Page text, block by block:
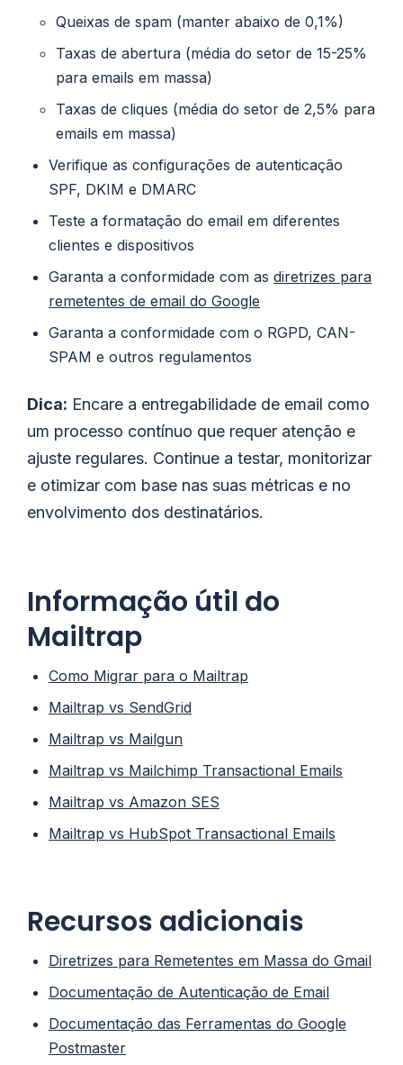
Queixas de spam (manter abaixo de 0,1%)
Taxas de abertura (média do setor de 15-25%
para emails em massa)
Taxas de cliques (média do setor de 2,5% para
emails em massa)
Verifique as configurações de autenticação
SPF, DKIM e DMARC
Teste a formatação do email em diferentes
clientes e dispositivos
Garanta a conformidade com as diretrizes para
remetentes de email do Google
Garanta a conformidade com o RGPD, CAN-
SPAM e outros regulamentos
Dica: Encare a entregabilidade de email como
um processo contínuo que requer atenção e
ajuste regulares. Continue a testar, monitorizar
e otimizar com base nas suas métricas e no
envolvimento dos destinatários.
Informação útil do
Mailtrap
Como Migrar para o Mailtrap
Mailtrap vs SendGrid
Mailtrap vs Mailgun
Mailtrap vs Mailchimp Transactional Emails
Mailtrap vs Amazon SES
Mailtrap vs HubSpot Transactional Emails
Recursos adicionais
Diretrizes para Remetentes em Massa do Gmail
Documentação de Autenticação de Email
Documentação das Ferramentas do Google
Postmaster